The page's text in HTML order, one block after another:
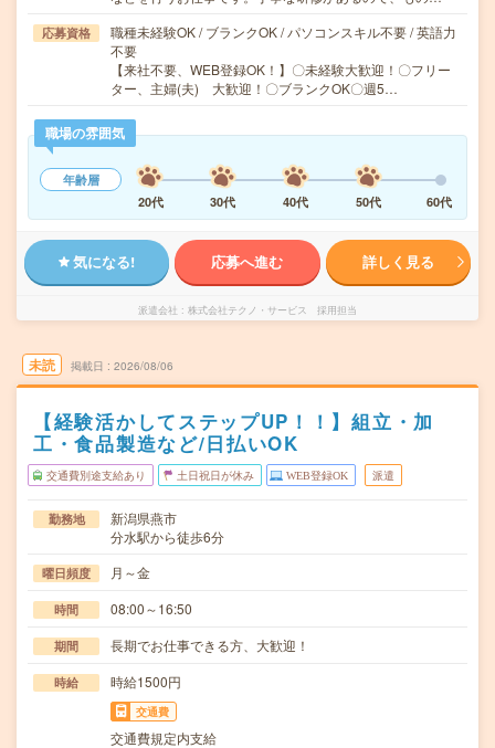
応募資格
職種未経験OK / ブランクOK / パソコンスキル不要 / 英語力
不要
【来社不要、WEB登録OK！】〇未経験大歓迎！〇フリー
ター、主婦(夫) 大歓迎！〇ブランクOK〇週5…
職場の雰囲気
年齢層
20代
30代 40代 50代 60代
気になる! 応募へ進む 詳しく見る
派遣会社 株式会社テクノ・サービス 採用担当
未読 掲載日 2026/08/06
【経験活かしてステップUP！！】組立・加
工・食品製造など/日払いOK
交通費別途支給あり 土日祝日が休み WEB登録OK 派遣
勤務地
新潟県燕市
分水駅から徒歩6分
曜日頻度 月～金
時間 08:00～16:50
期間 長期でお仕事できる方、大歓迎！
時給 時給1500円
交通費
交通費規定内支給